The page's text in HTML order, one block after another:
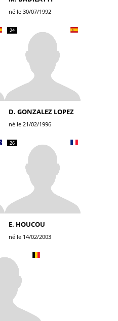
né le 30/07/1992
24
D. GONZALEZ LOPEZ
né le 21/02/1996
26
E. HOUCOU
né le 14/02/2003